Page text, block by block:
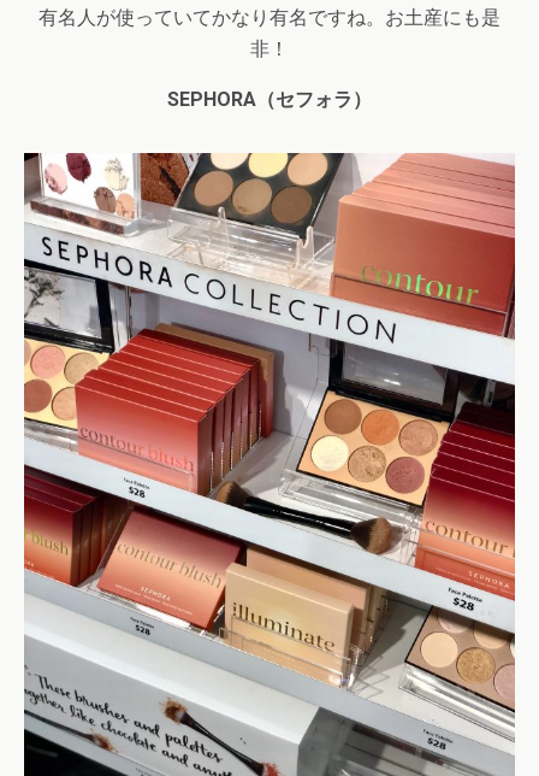
有名人が使っていてかなり有名ですね。お土産にも是
非！
SEPHORA （セフォラ）